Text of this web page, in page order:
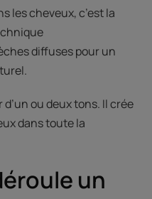
les cheveux, c’est la
diffuses pour un
ou deux tons. Il crée
dans toute la
un